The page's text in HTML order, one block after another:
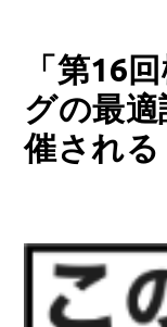
「第16
グの最適
催される